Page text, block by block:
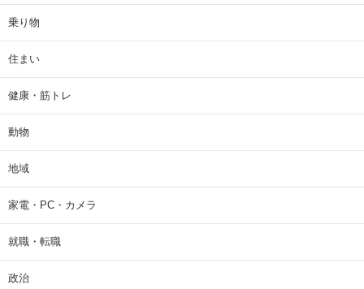
乗り物
住まい
健康・筋トレ
動物
地域
家電・PC・カメラ
就職・転職
政治